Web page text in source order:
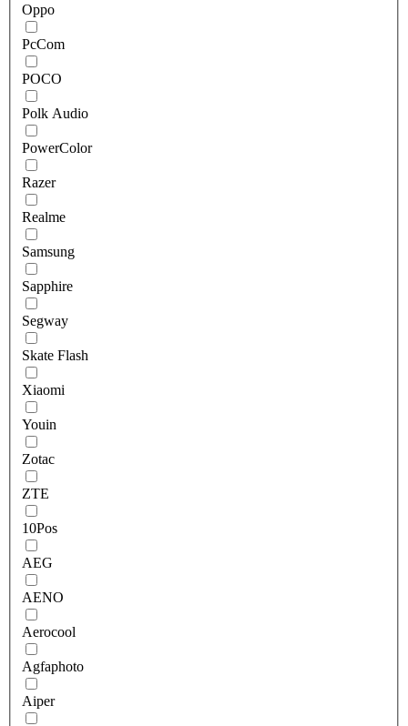
Oppo
PcCom
POCO
Polk Audio
PowerColor
Razer
Realme
Samsung
Sapphire
Segway
Skate Flash
Xiaomi
Youin
Zotac
ZTE
10Pos
AEG
AENO
Aerocool
Agfaphoto
Aiper